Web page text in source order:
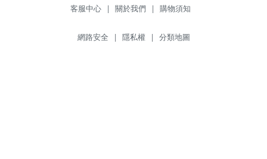
客服中心 | 關於我們 | 購物須知
網路安全 | 隱私權 | 分類地圖